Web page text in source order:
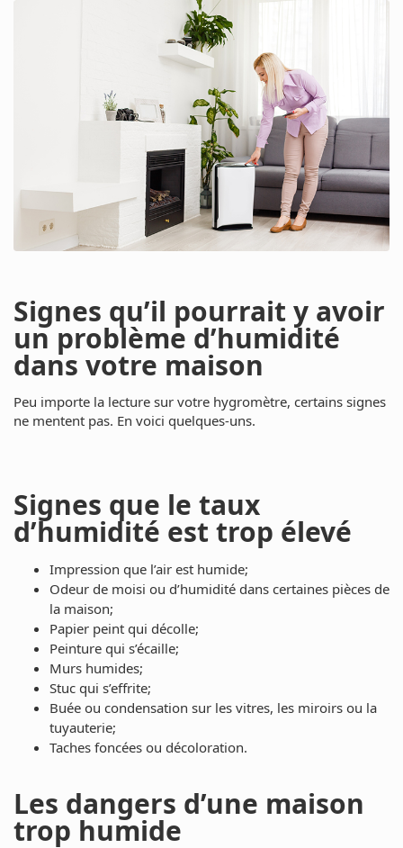
Signes qu’il pourrait y avoir
un problème d’humidité
dans votre maison
Peu importe la lecture sur votre hygromètre, certains signes
ne mentent pas. En voici quelques-uns.
Signes que le taux
d’humidité est trop élevé
Impression que l’air est humide;
Odeur de moisi ou d’humidité dans certaines pièces de
la maison;
Papier peint qui décolle;
Peinture qui s’écaille;
Murs humides;
Stuc qui s’effrite;
Buée ou condensation sur les vitres, les miroirs ou la
tuyauterie;
Taches foncées ou décoloration.
Les dangers d’une maison
trop humide